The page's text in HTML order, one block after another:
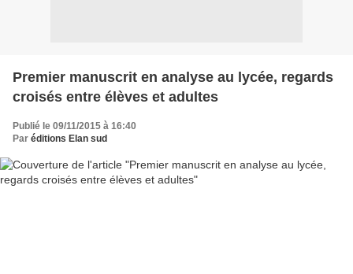
Premier manuscrit en analyse au lycée, regards
croisés entre élèves et adultes
Publié le 09/11/2015 à 16:40
Par éditions Elan sud